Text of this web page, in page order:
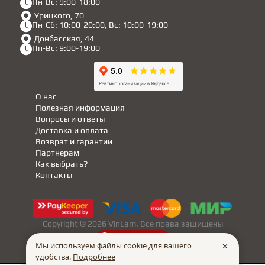
Пн-Вс: 9:00-18:00
Урицкого, 70
Пн-Сб: 10:00-20:00, Вс: 10:00-19:00
Донбасская, 44
Пн-Вс: 9:00-19:00
Полезная информация
Партнерам
Вопросы и ответы
Доставка и оплата
Возврат и гарантии
Как выбрать?
О нас
Контакты
Copyright © 2026 VinLam. Все права защищены
Мы используем файлы cookie для вашего
удобства. Подробнее
✕